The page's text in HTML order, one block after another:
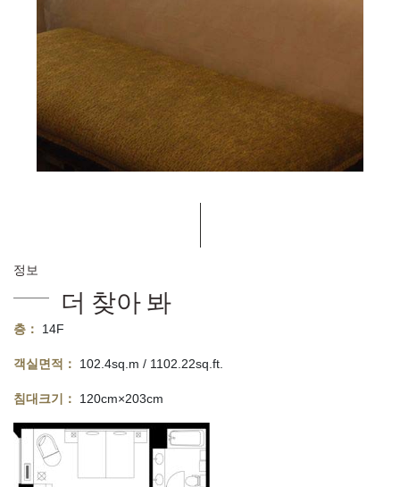
정보
더 찾아 봐
층： 14F
객실면적： 102.4sq.m / 1102.22sq.ft.
침대크기： 120cm×203cm